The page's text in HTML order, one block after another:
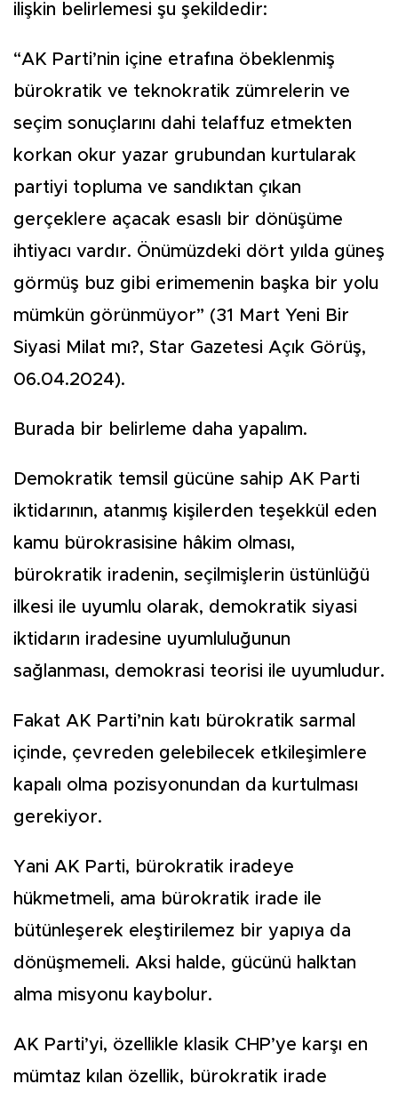
ilişkin belirlemesi şu şekildedir:
“AK Parti’nin içine etrafına öbeklenmiş
bürokratik ve teknokratik zümrelerin ve
seçim sonuçlarını dahi telaffuz etmekten
korkan okur yazar grubundan kurtularak
partiyi topluma ve sandıktan çıkan
gerçeklere açacak esaslı bir dönüşüme
ihtiyacı vardır. Önümüzdeki dört yılda güneş
görmüş buz gibi erimemenin başka bir yolu
mümkün görünmüyor” (31 Mart Yeni Bir
Siyasi Milat mı?, Star Gazetesi Açık Görüş,
06.04.2024).
Burada bir belirleme daha yapalım.
Demokratik temsil gücüne sahip AK Parti
iktidarının, atanmış kişilerden teşekkül eden
kamu bürokrasisine hâkim olması,
bürokratik iradenin, seçilmişlerin üstünlüğü
ilkesi ile uyumlu olarak, demokratik siyasi
iktidarın iradesine uyumluluğunun
sağlanması, demokrasi teorisi ile uyumludur.
Fakat AK Parti’nin katı bürokratik sarmal
içinde, çevreden gelebilecek etkileşimlere
kapalı olma pozisyonundan da kurtulması
gerekiyor.
Yani AK Parti, bürokratik iradeye
hükmetmeli, ama bürokratik irade ile
bütünleşerek eleştirilemez bir yapıya da
dönüşmemeli. Aksi halde, gücünü halktan
alma misyonu kaybolur.
AK Parti’yi, özellikle klasik CHP’ye karşı en
mümtaz kılan özellik, bürokratik irade